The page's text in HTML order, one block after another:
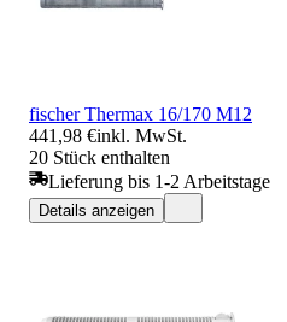
fischer Thermax 16/170 M12
441,98 €inkl. MwSt.
20 Stück enthalten
Lieferung bis 1-2 Arbeitstage
Details anzeigen